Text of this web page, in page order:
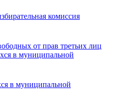
комиссия
от прав третьих лиц
в муниципальной
в муниципальной